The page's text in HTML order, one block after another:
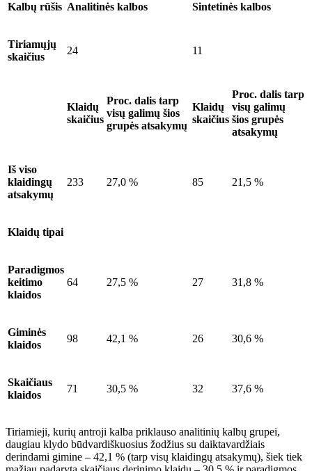
Kalbų rūšis Analitinės kalbos Sintetinės kalbos
Tiriamųjų
skaičius
24 11
Klaidų
skaičius
Proc. dalis tarp
visų galimų šios
grupės atsakymų
Klaidų
skaičius
Proc. dalis tarp
visų galimų
šios grupės
atsakymų
Iš viso
klaidingų
atsakymų
233 27,0 % 85 21,5 %
Klaidų tipai
Paradigmos
keitimo
klaidos
64 27,5 % 27 31,8 %
Giminės
klaidos
98 42,1 % 26 30,6 %
Skaičiaus
klaidos
71 30,5 % 32 37,6 %
Tiriamieji, kurių antroji kalba priklauso analitinių kalbų grupei,
daugiau klydo būdvardiškuosius žodžius su daiktavardžiais
derindami gimine – 42,1 % (tarp visų klaidingų atsakymų), šiek tiek